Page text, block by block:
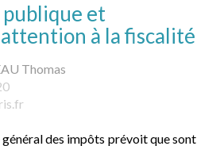
et
à la fiscalité
Thomas
des impôts prévoit que sont